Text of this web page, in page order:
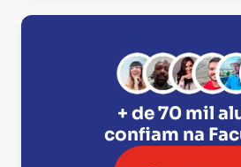
+ de 70 mil
confiam na